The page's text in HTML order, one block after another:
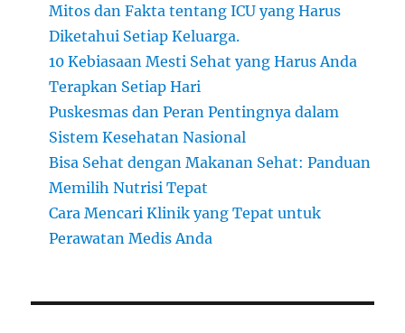
Mitos dan Fakta tentang ICU yang Harus
Diketahui Setiap Keluarga.
10 Kebiasaan Mesti Sehat yang Harus Anda
Terapkan Setiap Hari
Puskesmas dan Peran Pentingnya dalam
Sistem Kesehatan Nasional
Bisa Sehat dengan Makanan Sehat: Panduan
Memilih Nutrisi Tepat
Cara Mencari Klinik yang Tepat untuk
Perawatan Medis Anda